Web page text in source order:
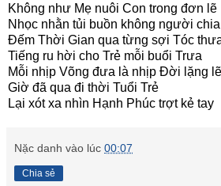
Không như Mẹ nuôi Con trong đơn lẽ
Nhọc nhằn tủi buồn không người
Đếm Thời Gian qua từng sợi Tóc
Tiếng ru hời cho Trẻ mỗi buổi Trưa
Mỗi nhịp Võng đưa là nhịp Đời lặng lẽ
Giờ đã qua đi thời Tuổi Trẻ
Lại xót xa nhìn Hạnh Phúc trợt kẻ tay
Nặc danh vào lúc 00:07
Chia sẻ